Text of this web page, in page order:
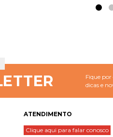
Fique por
dicas e
ATENDIMENTO
Clique aqui para falar conosco